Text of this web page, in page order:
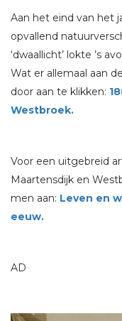
Aan het eind van het
opvallend
‘dwaallicht’ lokte ’s
Wat er allemaal aan
door aan te klikken:
Westbroek.
Voor een uitgebreid
Maartensdijk en
men aan: Leven en
eeuw.
AD